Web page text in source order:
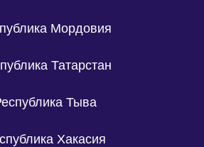
Мордовия
Татарстан
Тыва
Хакасия